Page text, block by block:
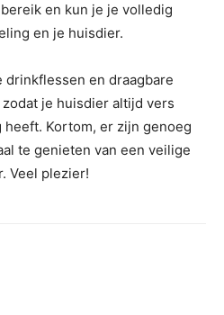
en kun je je volledig
en je huisdier.
drinkflessen en draagbare
je huisdier altijd vers
Kortom, er zijn genoeg
te genieten van een veilige
Veel plezier!